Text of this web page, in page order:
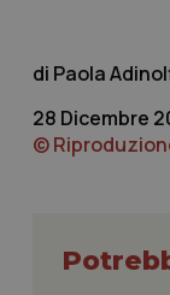
Paola
28 Dicembre
©